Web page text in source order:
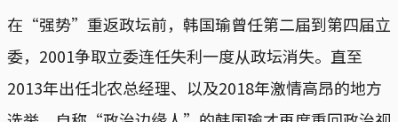
在“强势”重返政坛前，韩国瑜曾任第二届到第四届立
委，2001争取立委连任失利一度从政坛消失。直至
2013年出任北农总经理、以及2018年激情高昂的地方